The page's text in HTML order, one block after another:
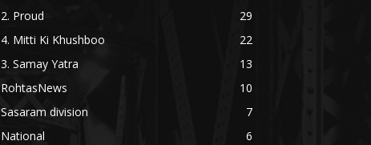
2. Proud
29
4. Mitti Ki Khushboo
22
3. Samay Yatra
13
RohtasNews
10
Sasaram division
7
National
6